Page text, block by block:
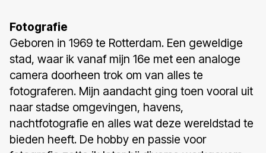
Fotografie
Geboren in 1969 te Rotterdam. Een geweldige
stad, waar ik vanaf mijn 16e met een analoge
camera doorheen trok om van alles te
fotograferen. Mijn aandacht ging toen vooral uit
naar stadse omgevingen, havens,
nachtfotografie en alles wat deze wereldstad te
bieden heeft. De hobby en passie voor